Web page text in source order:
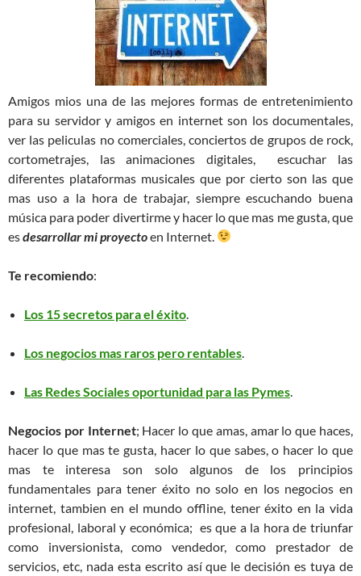
Amigos mios una de las mejores formas de entretenimiento
para su servidor y amigos en internet son los documentales,
ver las peliculas no comerciales, conciertos de grupos de rock,
cortometrajes, las animaciones digitales, escuchar las
diferentes plataformas musicales que por cierto son las que
mas uso a la hora de trabajar, siempre escuchando buena
música para poder divertirme y hacer lo que mas me gusta, que
esdesarrollar mi proyectoen Internet.
Te recomiendo:
Los 15 secretos para el éxito
Los negocios mas raros pero rentables
Las Redes Sociales oportunidad para las Pymes
Negocios por Internet; Hacer lo que amas, amar lo que haces,
hacer lo que mas te gusta, hacer lo que sabes, o hacer lo que
mas te interesa son solo algunos de los principios
fundamentales para tener éxito no solo en los negocios en
internet, tambien en el mundo offline, tener éxito en la vida
profesional, laboral y económica; es que a la hora de triunfar
como inversionista, como vendedor, como prestador de
servicios, etc, nada esta escrito así que le decisión es tuya de